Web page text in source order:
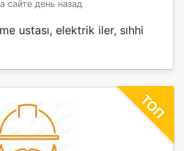
сайте день назад
ustası, elektrik iler, sıhhi